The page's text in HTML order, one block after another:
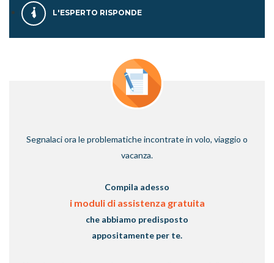
L'ESPERTO RISPONDE
Segnalaci ora le problematiche incontrate in volo, viaggio o
vacanza.
Compila adesso
i moduli di assistenza gratuita
che abbiamo predisposto
appositamente per te.